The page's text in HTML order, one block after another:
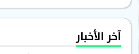
آخر الأخبار